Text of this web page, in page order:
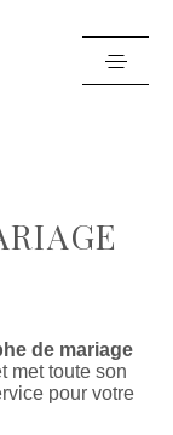
de mariage
met toute son
pour votre